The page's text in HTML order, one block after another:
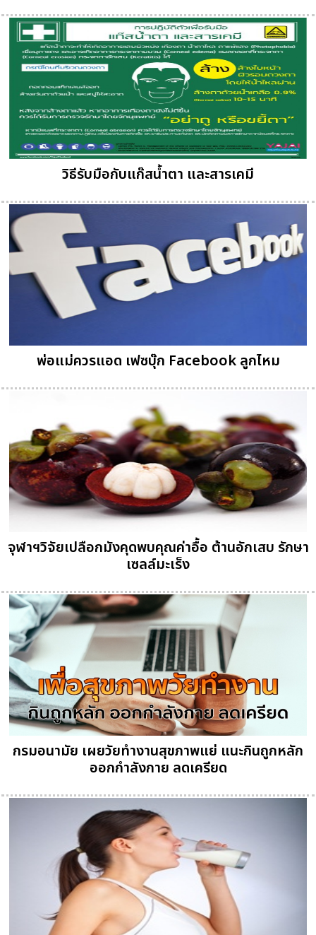
วิธีรับมือกับแก๊สน้ำตา และสารเคมี
พ่อแม่ควรแอด เฟซบุ๊ก Facebook ลูกไหม
จุฬาฯวิจัยเปลือกมังคุดพบคุณค่าอื้อ ต้านอักเสบ รักษา
เซลล์มะเร็ง
กรมอนามัย เผยวัยทำงานสุขภาพแย่ แนะกินถูกหลัก
ออกกำลังกาย ลดเครียด